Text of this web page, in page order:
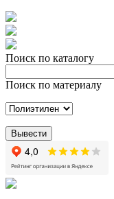
Поиск по каталогу
Поиск по материалу